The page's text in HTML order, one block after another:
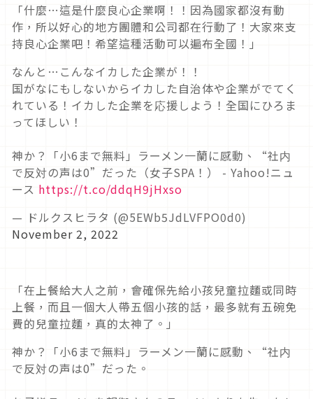
「什麼…這是什麼良心企業啊！！因為國家都沒有動
作，所以好心的地方團體和公司都在行動了！大家來支
持良心企業吧！希望這種活動可以遍布全國！」
なんと…こんなイカした企業が！！
国がなにもしないからイカした自治体や企業がでてく
れている！イカした企業を応援しよう！全国にひろま
ってほしい！
神か？「小6まで無料」ラーメン一蘭に感動、“社内
で反対の声は0”だった（女子SPA！） - Yahoo!ニュ
ース https://t.co/ddqH9jHxso
— ドルクスヒラタ (@5EWb5JdLVFPO0d0)
November 2, 2022
「在上餐給大人之前，會確保先給小孩兒童拉麵或同時
上餐，而且一個大人帶五個小孩的話，最多就有五碗免
費的兒童拉麵，真的太神了。」
神か？「小6まで無料」ラーメン一蘭に感動、“社内
で反対の声は0”だった。